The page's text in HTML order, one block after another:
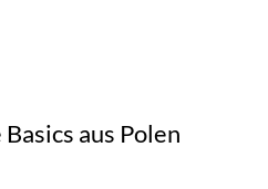
aus Polen